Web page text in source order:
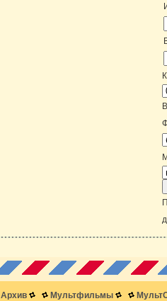
Архив Мультфильмы